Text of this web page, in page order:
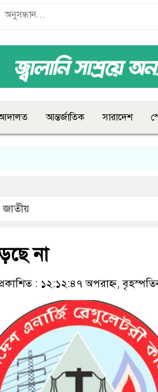
আন্তর্জাতিক সারাদেশ
জাতীয়
না
: ১২:১২:৪৭ অপরাহ্ন,